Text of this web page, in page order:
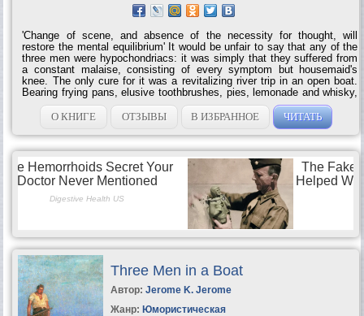
'Change of scene, and absence of the necessity for thought, will
restore the mental equilibrium' It would be unfair to say that any of the
three men were hypochondriacs: it was simply that they suffered from
a constant malaise, consisting of every symptom but housemaid's
knee. The only cure for it was a revitalizing river trip in an open boat.
Bearing frying pans, elusive toothbrushes, pies, lemonade and whisky,
for medicinal purposes only, the three men and Montmorency the dog
(whose ambition in life is to get in the way) embark on their hilarious
adventures on the Thames. After considerable enjoyment and irritation
– getting lost in the maze, arguing with some quarrelsome swans,
falling in the river – the three men decide that being out of a boat
seems...
О КНИГЕ ОТЗЫВЫ В ИЗБРАННОЕ ЧИТАТЬ
Three Men in a Boat
Автор: Jerome K. Jerome
Жанр: Юмористическая